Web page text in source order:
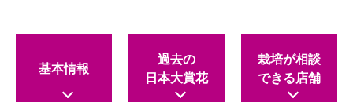
基本情報
過去の
日本大賞花
栽培が相談
できる店舗